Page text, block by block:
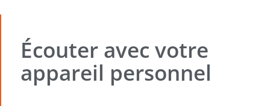
Écouter avec votre
appareil personnel